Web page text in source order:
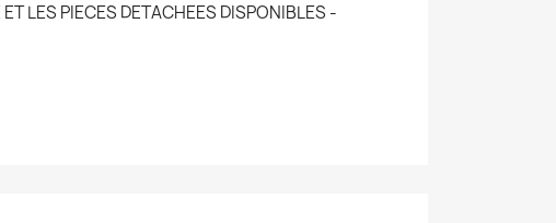
LES PIECES DETACHEES DISPONIBLES -